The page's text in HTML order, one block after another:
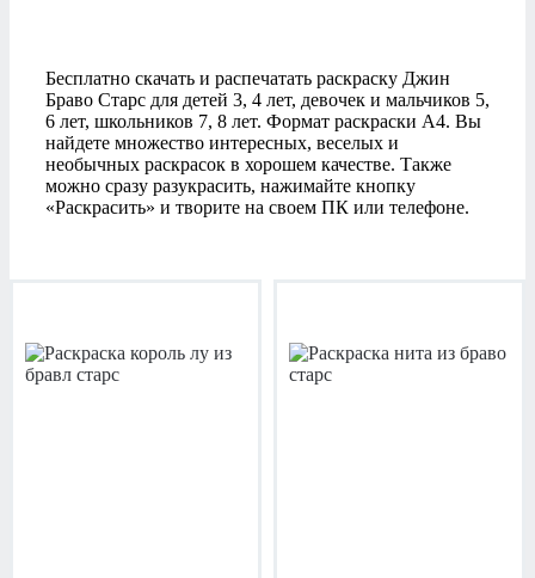
Бесплатно скачать и распечатать раскраску Джин
Браво Старс для детей 3, 4 лет, девочек и мальчиков 5,
6 лет, школьников 7, 8 лет. Формат раскраски А4. Вы
найдете множество интересных, веселых и
необычных раскрасок в хорошем качестве. Также
можно сразу разукрасить, нажимайте кнопку
«Раскрасить» и творите на своем ПК или телефоне.